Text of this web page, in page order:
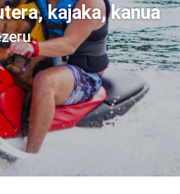
kajaka, kanua